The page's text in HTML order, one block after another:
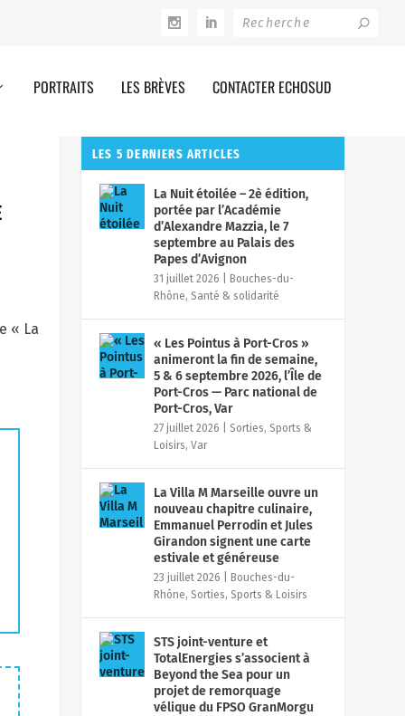
PORTRAITS LES BRÈVES CONTACTER ECHOSUD
LES 5 DERNIERS ARTICLES
La Nuit étoilée – 2è édition,
portée par l’Académie
d’Alexandre Mazzia, le 7
septembre au Palais des
Papes d’Avignon
31 juillet 2026
Bouches-du-
Rhône,Santé & solidarité
« Les Pointus à Port-Cros »
animeront la fin de semaine,
5 & 6 septembre 2026, l’Île de
Port-Cros — Parc national de
Port-Cros, Var
27 juillet 2026 |Sorties, Sports &
Loisirs,Var
La Villa M Marseille ouvre un
nouveau chapitre culinaire,
Emmanuel Perrodin et Jules
Girandon signent une carte
estivale et généreuse
23 juillet 2026
Bouches-du-
Rhône,Sorties, Sports & Loisirs
STS joint-venture et
TotalEnergies s’associent à
Beyond the Sea pour un
projet de remorquage
vélique du FPSO GranMorgu